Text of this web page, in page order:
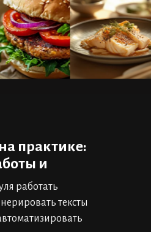
практике:
и
работать
тексты